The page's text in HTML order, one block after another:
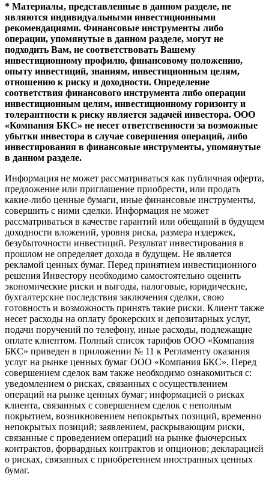
* Материалы, представленные в данном разделе, не
являются индивидуальными инвестиционными
рекомендациями. Финансовые инструменты либо
операции, упомянутые в данном разделе, могут не
подходить Вам, не соответствовать Вашему
инвестиционному профилю, финансовому положению,
опыту инвестиций, знаниям, инвестиционным целям,
отношению к риску и доходности. Определение
соответствия финансового инструмента либо операции
инвестиционным целям, инвестиционному горизонту и
толерантности к риску является задачей инвестора. ООО
«Компания БКС» не несет ответственности за возможные
убытки инвестора в случае совершения операций, либо
инвестирования в финансовые инструменты, упомянутые
в данном разделе.
Информация не может рассматриваться как публичная оферта,
предложение или приглашение приобрести, или продать
какие-либо ценные бумаги, иные финансовые инструменты,
совершить с ними сделки. Информация не может
рассматриваться в качестве гарантий или обещаний в будущем
доходности вложений, уровня риска, размера издержек,
безубыточности инвестиций. Результат инвестирования в
прошлом не определяет дохода в будущем. Не является
рекламой ценных бумаг. Перед принятием инвестиционного
решения Инвестору необходимо самостоятельно оценить
экономические риски и выгоды, налоговые, юридические,
бухгалтерские последствия заключения сделки, свою
готовность и возможность принять такие риски. Клиент также
несет расходы на оплату брокерских и депозитарных услуг,
подачи поручений по телефону, иные расходы, подлежащие
оплате клиентом. Полный список тарифов ООО «Компания
БКС» приведен в приложении № 11 к Регламенту оказания
услуг на рынке ценных бумаг ООО «Компания БКС». Перед
совершением сделок вам также необходимо ознакомиться с:
уведомлением о рисках, связанных с осуществлением
операций на рынке ценных бумаг; информацией о рисках
клиента, связанных с совершением сделок с неполным
покрытием, возникновением непокрытых позиций, временно
непокрытых позиций; заявлением, раскрывающим риски,
связанные с проведением операций на рынке фьючерсных
контрактов, форвардных контрактов и опционов; декларацией
о рисках, связанных с приобретением иностранных ценных
бумаг.